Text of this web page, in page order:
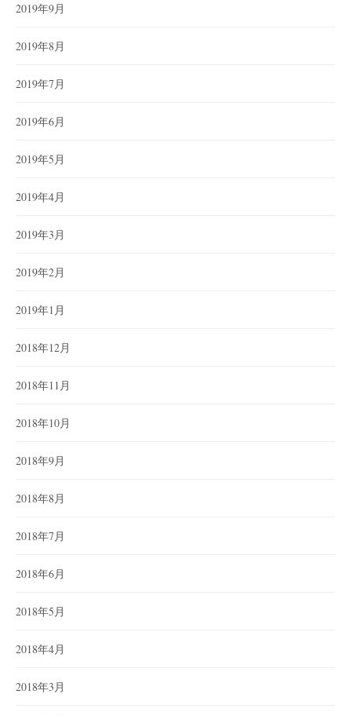
2019年9月
2019年8月
2019年7月
2019年6月
2019年5月
2019年4月
2019年3月
2019年2月
2019年1月
2018年12月
2018年11月
2018年10月
2018年9月
2018年8月
2018年7月
2018年6月
2018年5月
2018年4月
2018年3月